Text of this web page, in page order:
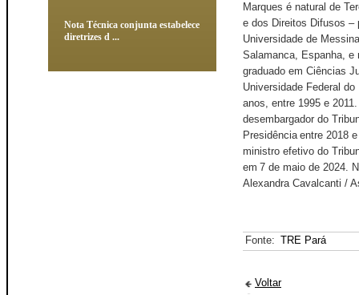
Nota Técnica conjunta estabelece
diretrizes d ...
Marques é natural de
e dos Direitos Difusos –
Universidade de
Salamanca, Espanha, e
graduado em Ciências
Universidade Federal
anos, entre 1995 e
desembargador do
Presidência entre 2018
ministro efetivo do
em 7 de maio de 2024.
Alexandra Cavalcanti /
Fonte: TRE Pará
Voltar